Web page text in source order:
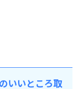
いいところ取